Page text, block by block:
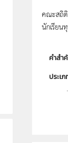
คณะสถิ
นักเรีย
คำสำ
ประเภ